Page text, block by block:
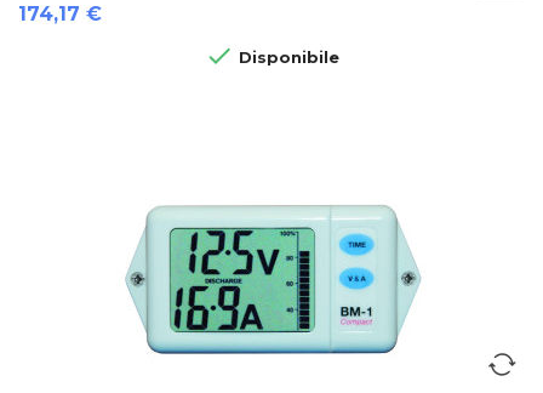
Prezzo
174,17 €
 Disponibile